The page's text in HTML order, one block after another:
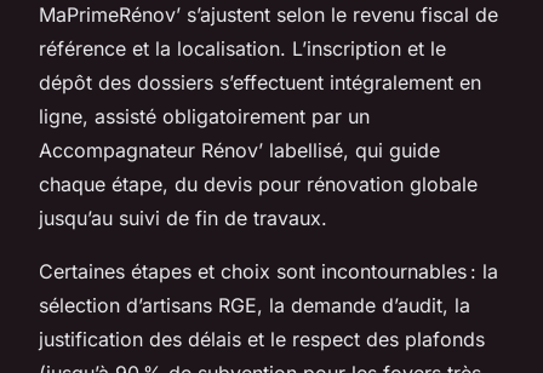
MaPrimeRénov’ s’ajustent selon le revenu fiscal de
référence et la localisation. L’inscription et le
dépôt des dossiers s’effectuent intégralement en
ligne, assisté obligatoirement par un
Accompagnateur Rénov’ labellisé, qui guide
chaque étape, du devis pour rénovation globale
jusqu’au suivi de fin de travaux.
Certaines étapes et choix sont incontournables : la
sélection d’artisans RGE, la demande d’audit, la
justification des délais et le respect des plafonds